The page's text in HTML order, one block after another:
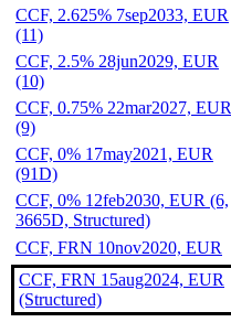
CCF, 2.625% 7sep2033, EUR
(11)
CCF, 2.5% 28jun2029, EUR
(10)
CCF, 0.75% 22mar2027, EUR
(9)
CCF, 0% 17may2021, EUR
(91D)
CCF, 0% 12feb2030, EUR (6,
3665D, Structured)
CCF, FRN 10nov2020, EUR
CCF, FRN 15aug2024, EUR
(Structured)